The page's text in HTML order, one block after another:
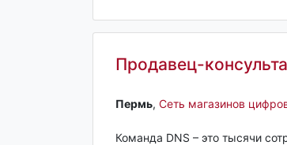
Продавец-
Пермь‎, Сеть магазинов
Команда DNS – это тысячи